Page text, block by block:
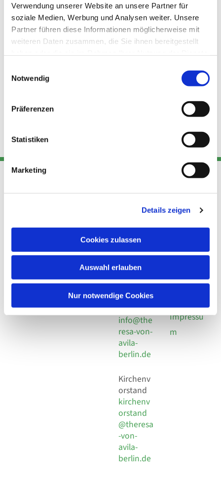
Verwendung unserer Website an unsere Partner für
soziale Medien, Werbung und Analysen weiter. Unsere
Partner führen diese Informationen möglicherweise mit
weiteren Daten zusammen, die Sie ihnen bereitgestellt
Notwendig
Präferenzen
Statistiken
Marketing
Details zeigen
Cookies zulassen
Auswahl erlauben
Nur notwendige Cookies
Adresse
Kirchengemeinde Pfarrei
Hl. Theresa von Avila Berlin
Nordost
Leitender Pfarrer - Norbert
Pomplun
13086 Berlin
Kont
Telefon
+49 30
924 64 28
30 924 54
18
E-Mail
info@the
resa-von-
avila-
berlin.de
Kirchenv
orstand
kirchenv
orstand
@theresa
-von-
avila-
berlin.de
Links
Datensch
Datensch
Social
Impressu
m